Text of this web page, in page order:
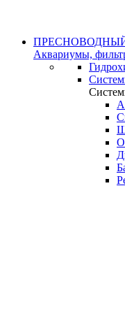
Аквариумы,